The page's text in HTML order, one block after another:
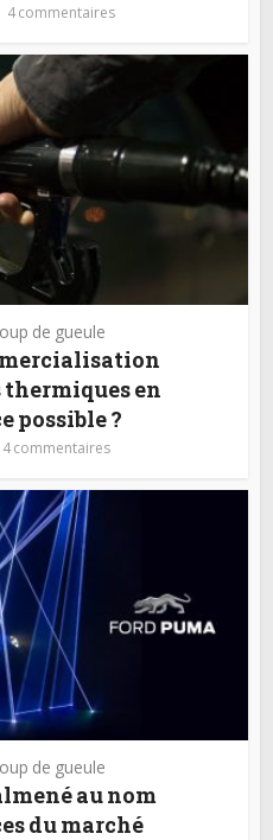
4 commentaires
de gueule
en
possible ?
4 commentaires
de gueule
au nom
du marché